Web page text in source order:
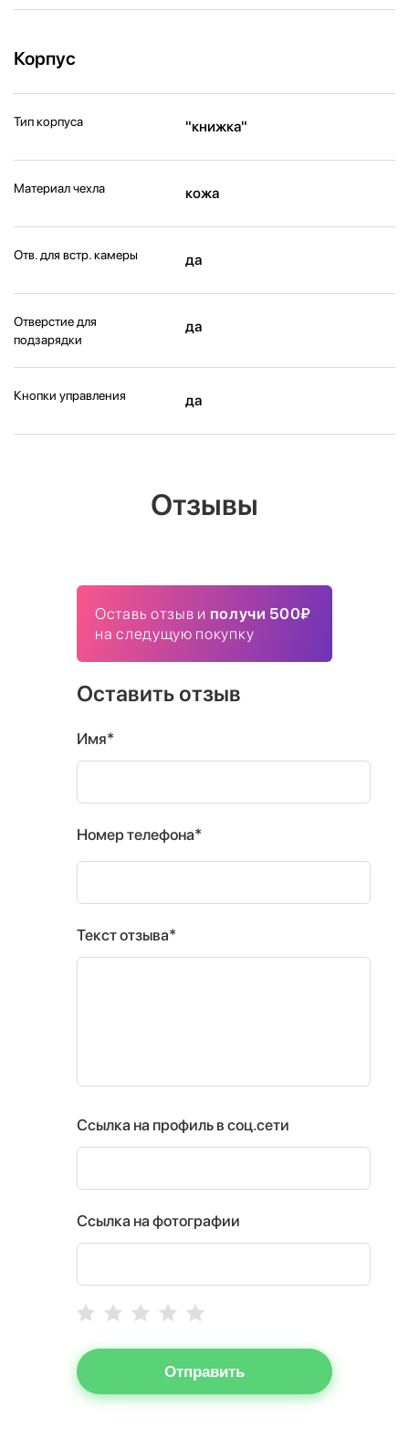
Корпус
Тип корпуса "книжка"
Материал чехла кожа
Отв. для встр. камеры да
Отверстие для
подзарядки
да
Кнопки управления да
Отзывы
Оставь отзыв и получи 500₽
на следущую покупку
Оставить отзыв
Имя*
Номер телефона*
Текст отзыва*
Ссылка на профиль в соц.сети
Ссылка на фотографии
Отправить